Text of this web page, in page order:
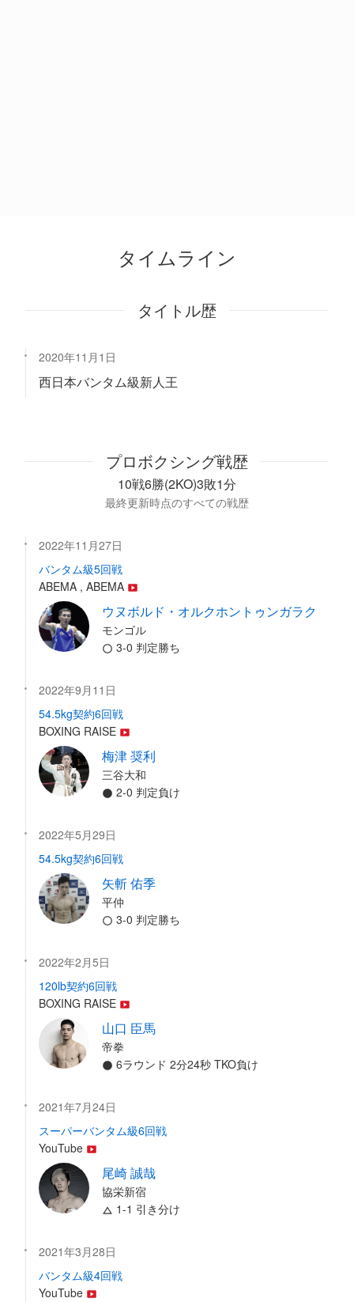
タイムライン
タイトル歴
2020年11月1日
西日本バンタム級新人王
プロボクシング戦歴
10戦6勝(2KO)3敗1分
最終更新時点のすべての戦歴
2022年11月27日
バンタム級5回戦
ABEMA , ABEMA
ウヌボルド・オルクホントゥンガラク
モンゴル
3-0 判定勝ち
2022年9月11日
54.5kg契約6回戦
BOXING RAISE
梅津 奨利
三谷大和
2-0 判定負け
2022年5月29日
54.5kg契約6回戦
矢斬 佑季
平仲
3-0 判定勝ち
2022年2月5日
120lb契約6回戦
BOXING RAISE
山口 臣馬
帝拳
6ラウンド 2分24秒 TKO負け
2021年7月24日
スーパーバンタム級6回戦
YouTube
尾崎 誠哉
協栄新宿
1-1 引き分け
2021年3月28日
バンタム級4回戦
YouTube